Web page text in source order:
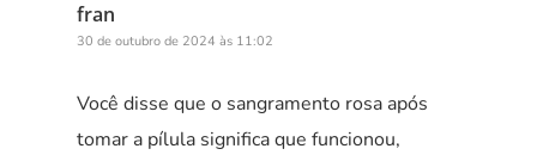
fran
30 de outubro de 2024 às 11:02
Você disse que o sangramento rosa após
tomar a pílula significa que funcionou,